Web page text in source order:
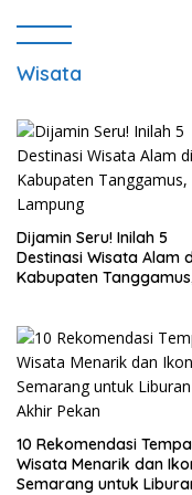
Wisata
Dijamin Seru! Inilah 5
Destinasi Wisata Alam
Kabupaten
10 Rekomendasi
Wisata Menarik dan
Semarang untuk